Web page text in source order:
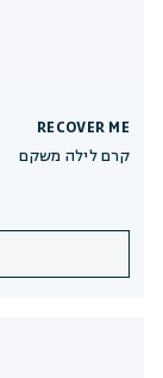
RECOVER ME
קרם לילה משקם